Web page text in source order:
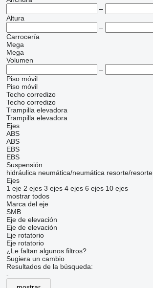
–
Altura
–
Carrocería
Mega
Mega
Volumen
–
Piso móvil
Piso móvil
Techo corredizo
Techo corredizo
Trampilla elevadora
Trampilla elevadora
Ejes
ABS
ABS
EBS
EBS
Suspensión
hidráulica neumática/neumática resorte/resorte
Ejes
1 eje 2 ejes 3 ejes 4 ejes 6 ejes 10 ejes
mostrar todos
Marca del eje
SMB
Eje de elevación
Eje de elevación
Eje rotatorio
Eje rotatorio
¿Le faltan algunos filtros?
Sugiera un cambio
Resultados de la búsqueda:
-